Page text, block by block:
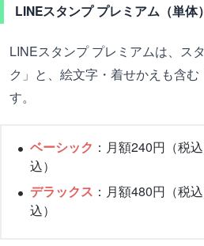
LINEスタンプ プレミアム（単体
LINEスタンプ プレミアムは、ス
ク」と、絵文字・着せかえも含
す。
ベーシック ：月額240円（税
込）
デラックス ：月額480円（税
込）